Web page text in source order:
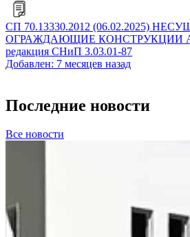
СП 70.13330.2012 (06.02.2025)
ОГРАЖДАЮЩИЕ КОНСТРУКЦИИ
редакция СНиП 3.03.01-87
Добавлен: 7 месяцев назад
Последние новости
Все новости